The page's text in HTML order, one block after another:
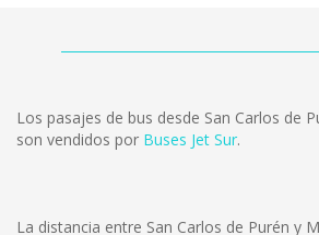
Los pasajes de bus desde San Carlos de
son vendidos por Buses Jet Sur.
La distancia entre San Carlos de Purén y